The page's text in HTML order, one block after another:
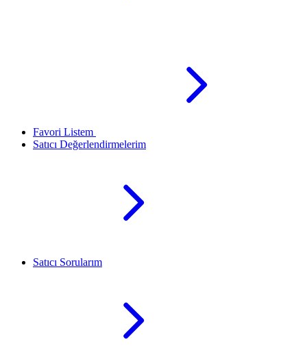
Favori Listem
Satıcı Değerlendirmelerim
Satıcı Sorularım